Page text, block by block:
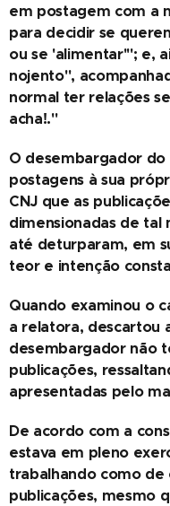
em postagem com a
para decidir se
ou se 'alimentar'"; e,
nojento",
normal ter relações
acha!."
O desembargador do
postagens à sua
CNJ que as
dimensionadas de
até deturparam, em
teor e intenção
Quando examinou o
a relatora, descartou
desembargador não
publicações,
apresentadas pelo
De acordo com a
estava em pleno
trabalhando como
publicações, mesmo